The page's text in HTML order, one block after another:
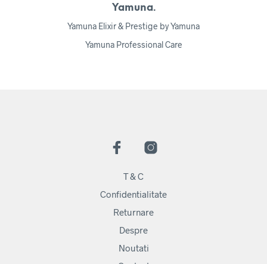
Yamuna.
Yamuna Elixir & Prestige by Yamuna
Yamuna Professional Care
T & C
Confidentialitate
Returnare
Despre
Noutati